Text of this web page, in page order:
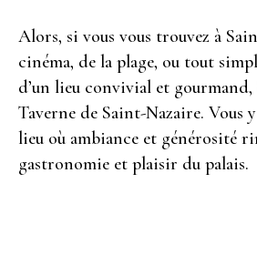
Alors, si vous vous trouvez à
cinéma, de la plage, ou tout
d’un lieu convivial et gourmand,
Taverne de Saint-Nazaire. Vous
lieu où ambiance et générosité
gastronomie et plaisir du palais.